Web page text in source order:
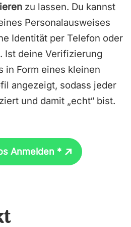
zu lassen. Du kannst
Personalausweises
Identität per Telefon oder
Ist deine Verifizierung
in Form eines kleinen
angezeigt, sodass jeder
und damit „echt“ bist.
Anmelden *